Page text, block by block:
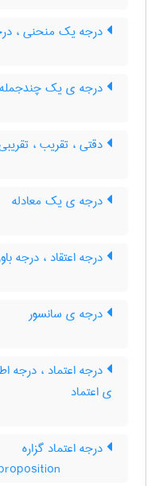
درجه یک منحنی ،
درجه ی یک
دقتی ، تقریب ،
درجه ی یک معادله
درجه اعتقاد ، درجه
درجه ی سانسور
درجه اعتماد ، درجه
ی اعتماد
درجه اعتماد گزاره